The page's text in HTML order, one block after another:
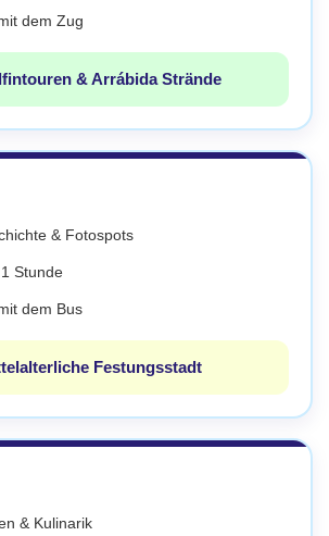
dem Zug
& Arrábida Strände
& Fotospots
Stunde
dem Bus
Festungsstadt
& Kulinarik